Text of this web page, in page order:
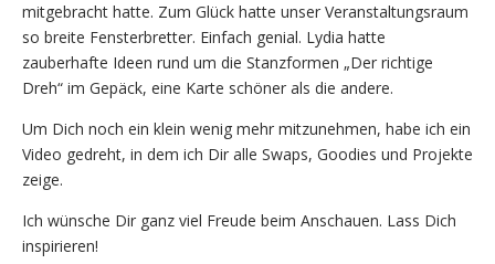
mitgebracht hatte. Zum Glück hatte unser Veranstaltungsraum
so breite Fensterbretter. Einfach genial. Lydia hatte
zauberhafte Ideen rund um die Stanzformen „Der richtige
Dreh“ im Gepäck, eine Karte schöner als die andere.
Um Dich noch ein klein wenig mehr mitzunehmen, habe ich ein
Video gedreht, in dem ich Dir alle Swaps, Goodies und Projekte
zeige.
Ich wünsche Dir ganz viel Freude beim Anschauen. Lass Dich
inspirieren!